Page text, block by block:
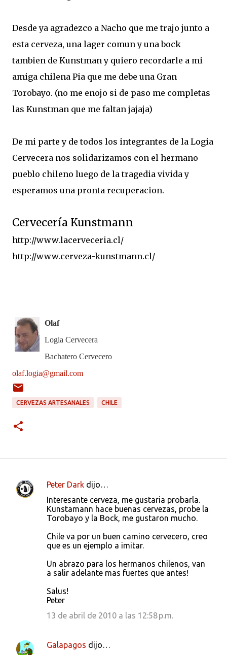
Desde ya agradezco a Nacho que me trajo junto a
esta cerveza, una lager comun y una bock
tambien de Kunstman y quiero recordarle a mi
amiga chilena Pia que me debe una Gran
Torobayo. (no me enojo si de paso me completas
las Kunstman que me faltan jajaja)
De mi parte y de todos los integrantes de la Logia
Cervecera nos solidarizamos con el hermano
pueblo chileno luego de la tragedia vivida y
esperamos una pronta recuperacion.
Cervecería Kunstmann
http://www.lacerveceria.cl/
http://www.cerveza-kunstmann.cl/
Olaf
Logia Cervecera
Bachatero Cervecero
olaf.logia@gmail.com
CERVEZAS ARTESANALES CHILE
C
Peter Dark dijo…
Interesante cerveza, me gustaria probarla.
Kunstamann hace buenas cervezas, probe la
Torobayo y la Bock, me gustaron mucho.
Chile va por un buen camino cervecero, creo
que es un ejemplo a imitar.
Un abrazo para los hermanos chilenos, van
a salir adelante mas fuertes que antes!
Salus!
Peter
13 de abril de 2010 a las 12:58 p.m.
Galapagos dijo…